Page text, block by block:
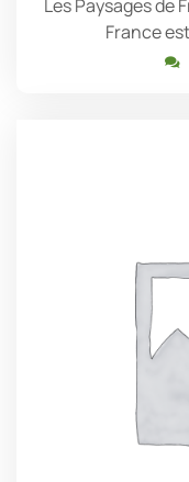
Les Paysages de
France